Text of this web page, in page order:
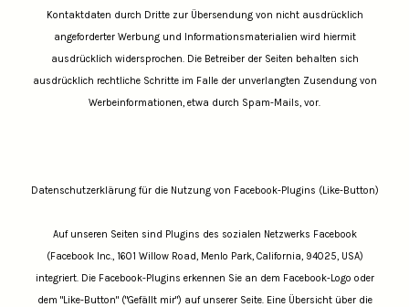
Kontaktdaten durch Dritte zur Übersendung von nicht ausdrücklich
angeforderter Werbung und Informationsmaterialien wird hiermit
ausdrücklich widersprochen. Die Betreiber der Seiten behalten sich
ausdrücklich rechtliche Schritte im Falle der unverlangten Zusendung von
Werbeinformationen, etwa durch Spam-Mails, vor.
Datenschutzerklärung für die Nutzung von Facebook-Plugins (Like-Button)
Auf unseren Seiten sind Plugins des sozialen Netzwerks Facebook
(Facebook Inc., 1601 Willow Road, Menlo Park, California, 94025, USA)
integriert. Die Facebook-Plugins erkennen Sie an dem Facebook-Logo oder
dem "Like-Button" ("Gefällt mir") auf unserer Seite. Eine Übersicht über die